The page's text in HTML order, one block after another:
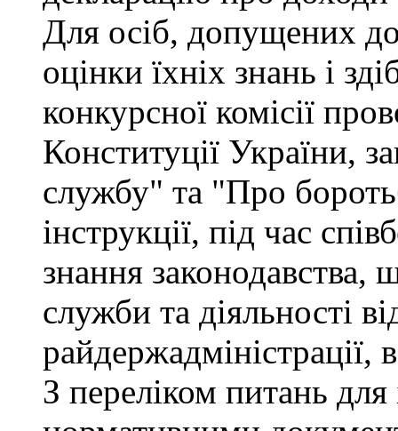
Для осіб, допущених
оцінки їхніх знань і
конкурсної комісії
Конституції України,
службу" та "Про
інструкції, під час
знання законодавства,
служби та діяльності
райдержадміністрації,
З переліком питань